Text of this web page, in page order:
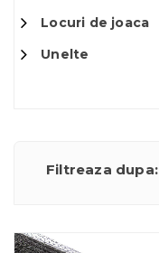
Locuri de joaca
Unelte
Filtreaza dupa: